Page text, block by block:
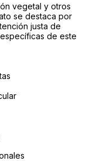
vegetal y otros
se destaca por
justa de
de este